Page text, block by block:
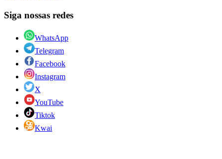
Siga nossas redes
WhatsApp
Telegram
Facebook
Instagram
X
YouTube
Tiktok
Kwai